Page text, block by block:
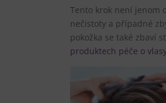
Tento krok není jenom
nečistoty a případné
pokožka se také zbaví
produktech péče o